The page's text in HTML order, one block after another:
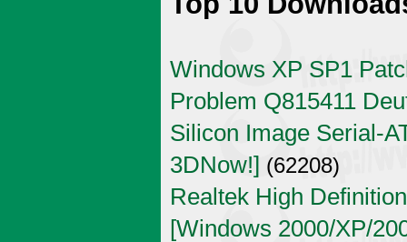
Windows XP SP1
Problem Q815411
Silicon Image Serial-
3DNow!] (62208)
Realtek High
[Windows 2000/XP/